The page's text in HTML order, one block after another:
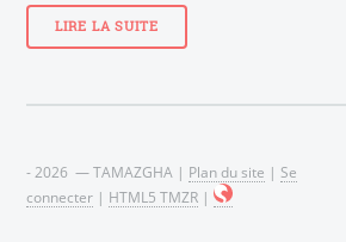
LIRE LA SUITE
- 2026 — TAMAZGHA | Plan du site | Se
connecter | HTML5 TMZR |